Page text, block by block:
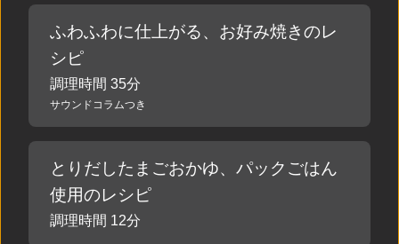
ふわふわに仕上がる、お好み焼きのレ
シピ
調理時間 35分
サウンドコラムつき
とりだしたまごおかゆ、パックごはん
使用のレシピ
調理時間 12分